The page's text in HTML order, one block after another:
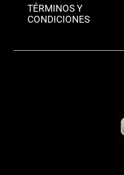
TÉRMINOS Y
CONDICIONES